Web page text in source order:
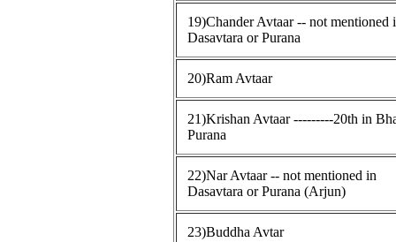
19)Chander Avtaar -- not mentioned
Dasavtara or Purana
20)Ram Avtaar
21)Krishan Avtaar ---------20th in
Purana
22)Nar Avtaar -- not mentioned in
Dasavtara or Purana (Arjun)
23)Buddha Avtar